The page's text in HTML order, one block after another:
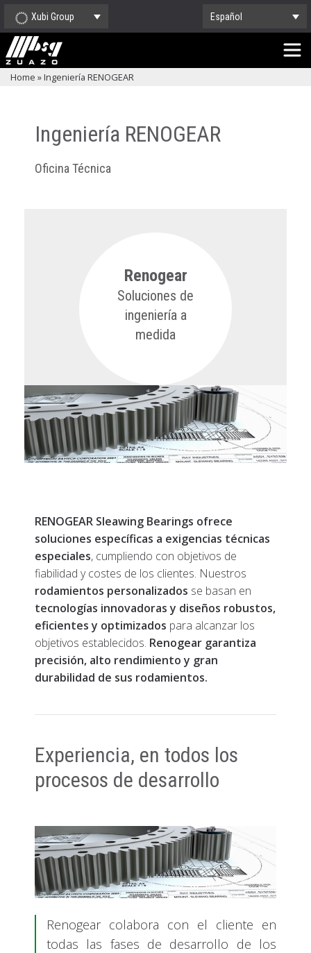
Xubi Group Español
Home »Ingeniería RENOGEAR
Ingeniería RENOGEAR
Oficina Técnica
Renogear
Soluciones de
ingeniería a
medida
RENOGEAR Sleawing Bearings ofrece
soluciones específicas a exigencias técnicas
especiales, cumpliendo con objetivos de
fiabilidad y costes de los clientes. Nuestros
rodamientos personalizados se basan en
tecnologías innovadoras y diseños robustos,
eficientes y optimizados para alcanzar los
objetivos establecidos. Renogear garantiza
precisión, alto rendimiento y gran
durabilidad de sus rodamientos.
Experiencia, en todos los
procesos de desarrollo
Renogear colabora con el cliente en
todas las fases de desarrollo de los